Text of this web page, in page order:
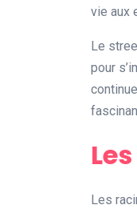
vie aux
Le
pour
Les